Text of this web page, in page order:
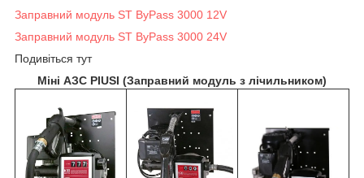
Заправний модуль ST ByPass 3000 12V
Заправний модуль ST ByPass 3000 24V
Подивіться тут
Міні АЗС PIUSI (Заправний модуль з лічильником)